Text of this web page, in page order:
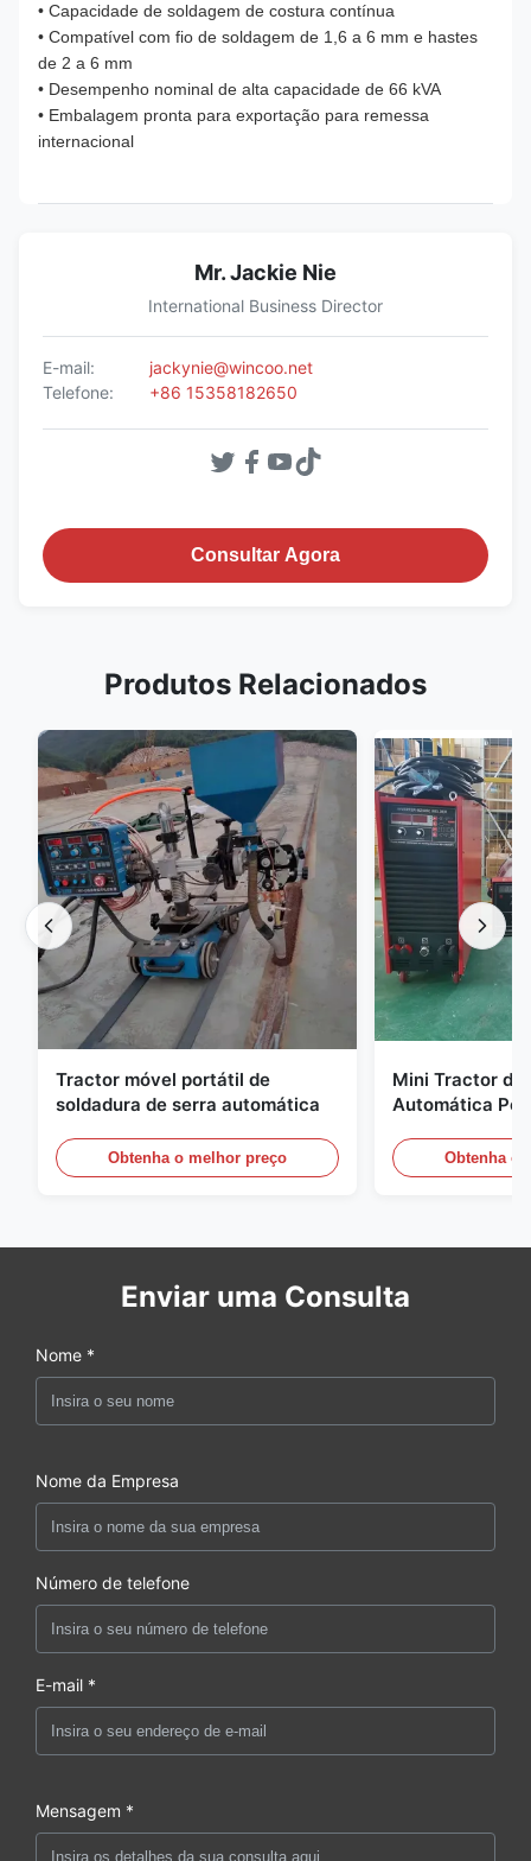
• Capacidade de soldagem de costura contínua
• Compatível com fio de soldagem de 1,6 a 6 mm e hastes
de 2 a 6 mm
• Desempenho nominal de alta capacidade de 66 kVA
• Embalagem pronta para exportação para remessa
internacional
Mr. Jackie Nie
International Business Director
E-mail:
jackynie@wincoo.net
Telefone:
+86 15358182650
Consultar Agora
Produtos Relacionados
Tractor móvel portátil de
soldadura de serra automática
Obtenha o melhor preço
Mini Tractor de
Automática
Soldadura de
Obtenha o
Enviar uma Consulta
Nome *
Nome da Empresa
Número de telefone
E-mail *
Mensagem *